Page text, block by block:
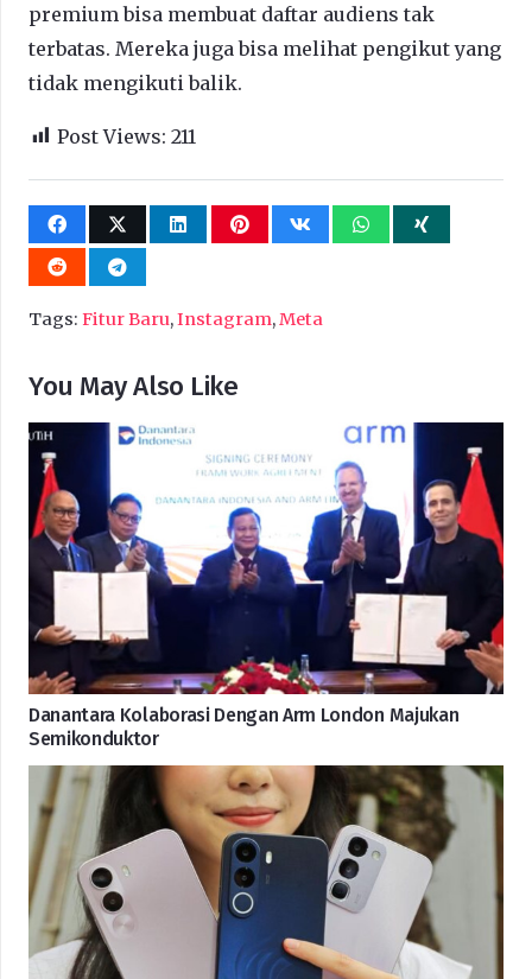
premium bisa membuat daftar audiens tak
terbatas. Mereka juga bisa melihat pengikut yang
tidak mengikuti balik.
Post Views: 211
Tags: Fitur Baru,Instagram,Meta
You May Also Like
Danantara Kolaborasi Dengan Arm London Majukan
Semikonduktor